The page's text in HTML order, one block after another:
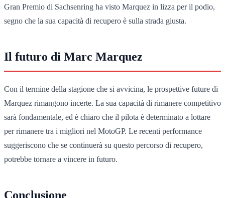
Gran Premio di Sachsenring ha visto Marquez in lizza per il podio,
segno che la sua capacità di recupero è sulla strada giusta.
Il futuro di Marc Marquez
Con il termine della stagione che si avvicina, le prospettive future di
Marquez rimangono incerte. La sua capacità di rimanere competitivo
sarà fondamentale, ed è chiaro che il pilota è determinato a lottare
per rimanere tra i migliori nel MotoGP. Le recenti performance
suggeriscono che se continuerà su questo percorso di recupero,
potrebbe tornare a vincere in futuro.
Conclusione